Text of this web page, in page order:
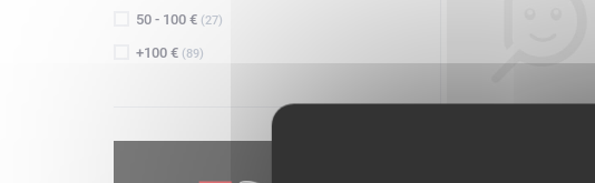
50 - 100 € (27)
+100 € (89)